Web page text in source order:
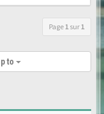
Page 1 sur 1
to